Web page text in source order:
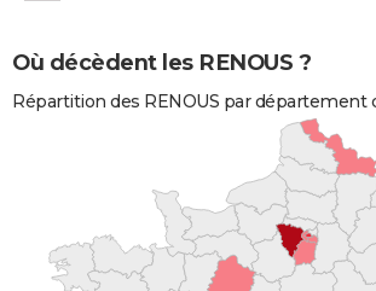
Où décèdent les RENOUS ?
Répartition des RENOUS par département